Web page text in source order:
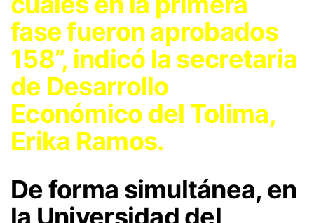
fase fueron aprobados
158”, indicó la secretaria
de Desarrollo
Económico del Tolima,
Erika Ramos.
De forma simultánea, en